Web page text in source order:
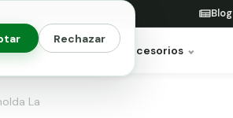
Rechazar
Blog
Jardinería Accesorios
La